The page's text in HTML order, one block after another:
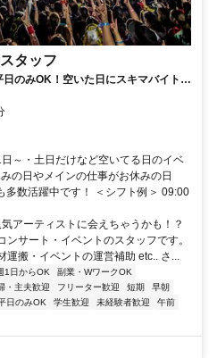
タッフ
のみOK！空いた日にスキマバイト！
～・土日だけなど空いてる日のイベ
の日やメインの仕事がお休みの日
多数活躍中です！ ＜シフト例＞ 09:00
アーティストに会えちゃうかも！？
サート・イベントのスタッフです。
運搬・イベントの運営補助 etc.. さ...
1日からOK
副業・WワークOK
・主夫歓迎 フリーター歓迎 短期
早朝
日のみOK 学生歓迎 未経験者歓迎
午前